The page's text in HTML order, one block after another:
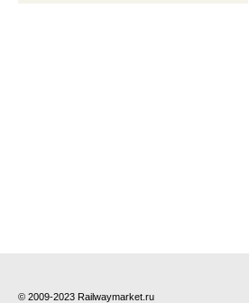
© 2009-2023 Railwaymarket.ru